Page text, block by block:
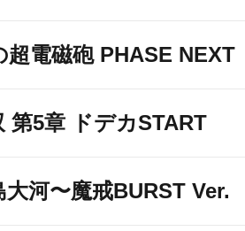
超電磁砲 PHASE NEXT
第5章 ドデカSTART
大河〜魔戒BURST Ver.